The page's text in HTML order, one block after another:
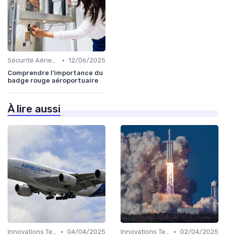
Sécurité Aérienne • 12/06/2025
Comprendre l'importance du
badge rouge aéroportuaire
À lire aussi
Innovations Technologiques • 04/04/2025
Innovations Technologiques • 02/04/2025